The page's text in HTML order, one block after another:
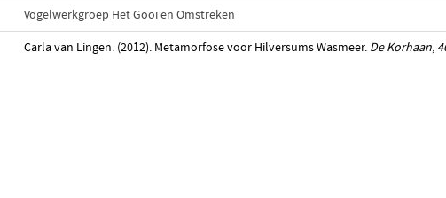
Vogelwerkgroep Het Gooi en Omstreken
Carla van Lingen. (2012). Metamorfose voor Hilversums Wasmeer. De Korhaan,